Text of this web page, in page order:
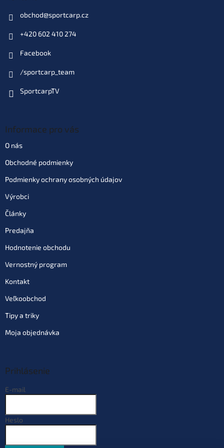
obchod@sportcarp.cz
+420 602 410 274
Facebook
/sportcarp_team
SportcarpTV
Informace pro vás
O nás
Obchodné podmienky
Podmienky ochrany osobných údajov
Výrobci
Články
Predajňa
Hodnotenie obchodu
Vernostný program
Kontakt
Veľkoobchod
Tipy a triky
Moja objednávka
Prihlásenie
E-mail
Heslo